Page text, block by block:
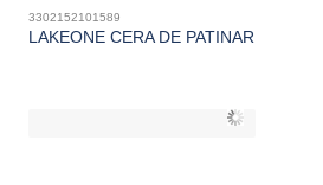
3302152101589
LAKEONE CERA DE PATINAR